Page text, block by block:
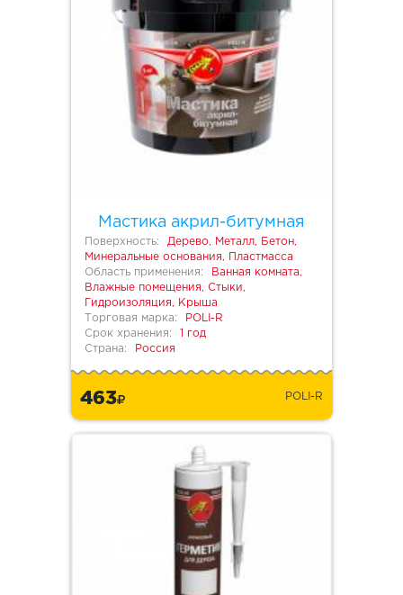
Мастика акрил-битумная
Поверхность:
Дерево, Металл, Бетон,
Минеральные основания, Пластмасса
Область применения:
Ванная комната,
Влажные помещения, Стыки,
Гидроизоляция, Крыша
Торговая марка:
POLI-R
Срок хранения:
1 год
Страна:
Россия
463 POLI-R